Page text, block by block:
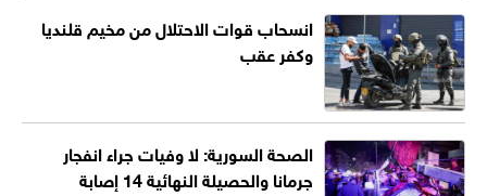
انسحاب قوات الاحتلال من مخيم قلنديا
وكفر عقب
الصحة السورية: لا وفيات جراء انفجار
جرمانا والحصيلة النهائية 14 إصابة